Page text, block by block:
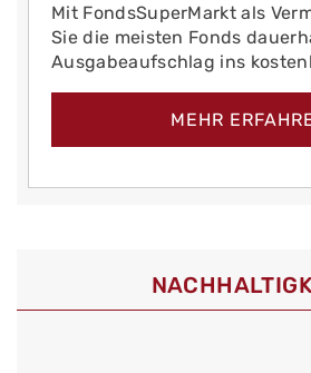
Mit FondsSuperMarkt als
Sie die meisten Fonds
Ausgabeaufschlag ins
MEHR